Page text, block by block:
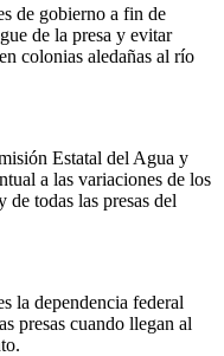
de gobierno a fin de
de la presa y evitar
colonias aledañas al río
Estatal del Agua y
a las variaciones de los
todas las presas del
la dependencia federal
presas cuando llegan al